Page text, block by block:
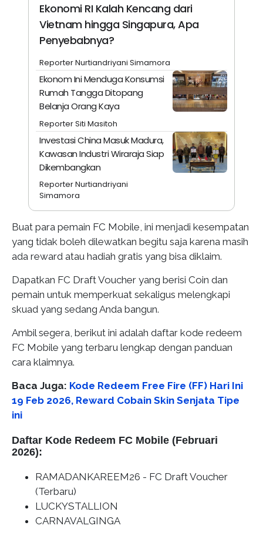
Ekonomi RI Kalah Kencang dari
Vietnam hingga Singapura, Apa
Penyebabnya?
Reporter Nurtiandriyani Simamora
Ekonom Ini Menduga Konsumsi
Rumah Tangga Ditopang
Belanja Orang Kaya
Reporter Siti Masitoh
Investasi China Masuk Madura,
Kawasan Industri Wiraraja Siap
Dikembangkan
Reporter Nurtiandriyani
Simamora
Buat para pemain FC Mobile, ini menjadi kesempatan
yang tidak boleh dilewatkan begitu saja karena masih
ada reward atau hadiah gratis yang bisa diklaim.
Dapatkan FC Draft Voucher yang berisi Coin dan
pemain untuk memperkuat sekaligus melengkapi
skuad yang sedang Anda bangun.
Ambil segera, berikut ini adalah daftar kode redeem
FC Mobile yang terbaru lengkap dengan panduan
cara klaimnya.
Baca Juga: Kode Redeem Free Fire (FF) Hari Ini
19 Feb 2026, Reward Cobain Skin Senjata Tipe
ini
Daftar Kode Redeem FC Mobile (Februari
2026):
RAMADANKAREEM26 - FC Draft Voucher
(Terbaru)
LUCKYSTALLION
CARNAVALGINGA